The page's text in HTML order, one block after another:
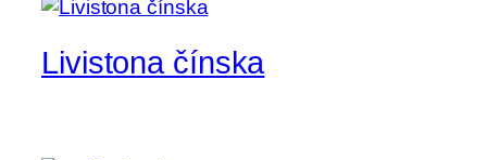
Livistona čínska